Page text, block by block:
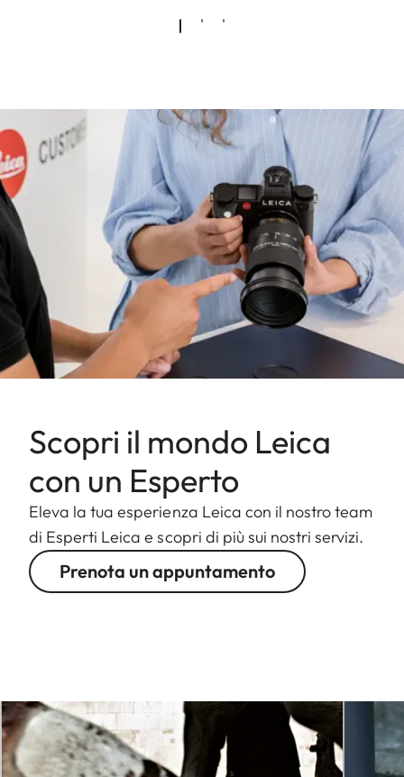
Scopri il mondo Leica
con un Esperto
Eleva la tua esperienza Leica con il nostro team
di Esperti Leica e scopri di più sui nostri servizi.
Prenota un appuntamento